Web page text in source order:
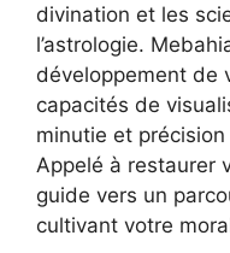
divination et les
l’astrologie.
développement de
capacités de
minutie et
Appelé à restaurer
guide vers un
cultivant votre